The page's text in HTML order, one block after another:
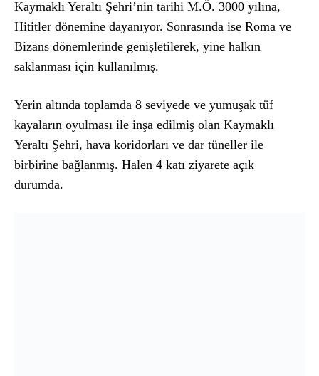
Kaymaklı Yeraltı Şehri’nin tarihi M.Ö. 3000 yılına,
Hititler dönemine dayanıyor. Sonrasında ise Roma ve
Bizans dönemlerinde genişletilerek, yine halkın
saklanması için kullanılmış.
Yerin altında toplamda 8 seviyede ve yumuşak tüf
kayaların oyulması ile inşa edilmiş olan Kaymaklı
Yeraltı Şehri, hava koridorları ve dar tüneller ile
birbirine bağlanmış. Halen 4 katı ziyarete açık
durumda.